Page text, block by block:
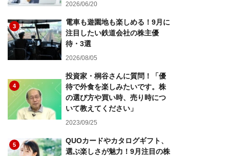
2026/06/20
3
電車も遊園地も楽しめる！9月に
注目したい鉄道会社の株主優
待・3選
2026/08/05
4
投資家・桐谷さんに質問！「優
待で外食を楽しみたいです。株
の選び方や買い時、売り時につ
いて教えてください」
2023/09/25
5
QUOカードやカタログギフト、
選ぶ楽しさが魅力！9月注目の株